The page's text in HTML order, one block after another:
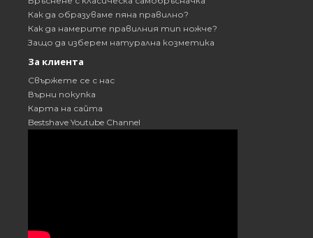
Как да образуваме пяна правилно?
Как да намерите правилния тип ножче?
Защо да изберем натурална козметика
За клиента
Свържете се с нас
Върни покупка
Карта на сайта
Bestshave Youtube Channel